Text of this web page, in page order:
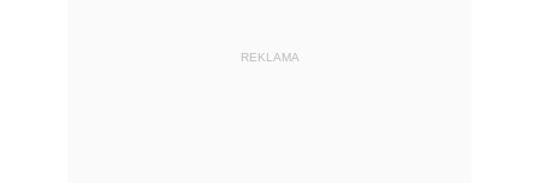
REKLAMA